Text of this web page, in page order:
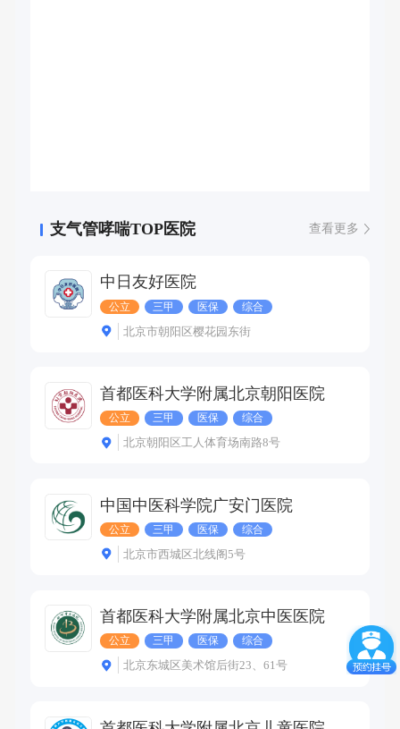
支气管哮喘TOP医院 查看更多
中日友好医院
公立 三甲 医保 综合
北京市朝阳区樱花园东街
首都医科大学附属北京朝阳医院
公立 三甲 医保 综合
北京朝阳区工人体育场南路8号
中国中医科学院广安门医院
公立 三甲 医保 综合
北京市西城区北线阁5号
首都医科大学附属北京中医医院
公立 三甲 医保 综合
北京东城区美术馆后街23、61号